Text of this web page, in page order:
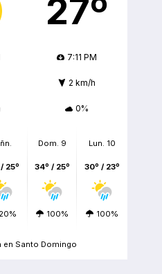
27º
7:11 PM
2 km/h
0%
25º
20%
Dom. 9
34º / 25º
100%
Lun. 10
30º / 23º
100%
en Santo Domingo